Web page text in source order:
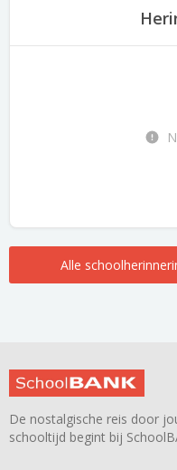
Alle
De nostalgische reis door
schooltijd begint bij